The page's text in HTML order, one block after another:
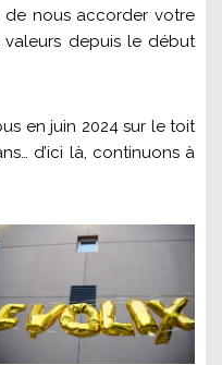
de nous accorder votre
depuis le début
en juin 2024 sur le toit
d’ici là, continuons à